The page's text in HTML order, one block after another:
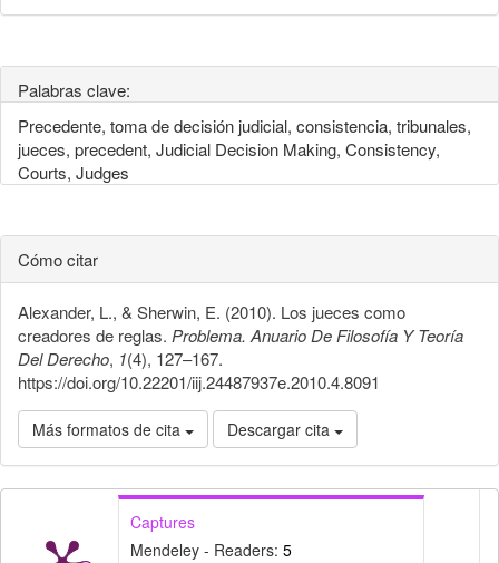
Palabras clave:
Precedente, toma de decisión judicial, consistencia, tribunales,
jueces, precedent, Judicial Decision Making, Consistency,
Courts, Judges
Cómo citar
Alexander, L., & Sherwin, E. (2010). Los jueces como
creadores de reglas. Problema. Anuario De Filosofía Y Teoría
Del Derecho, 1(4), 127–167.
https://doi.org/10.22201/iij.24487937e.2010.4.8091
Más formatos de cita Descargar cita
Captures
Mendeley - Readers: 5